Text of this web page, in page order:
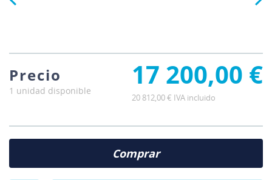
Precio
1 unidad disponible 17 200,00 €
20 812,00 € IVA incluido
Comprar